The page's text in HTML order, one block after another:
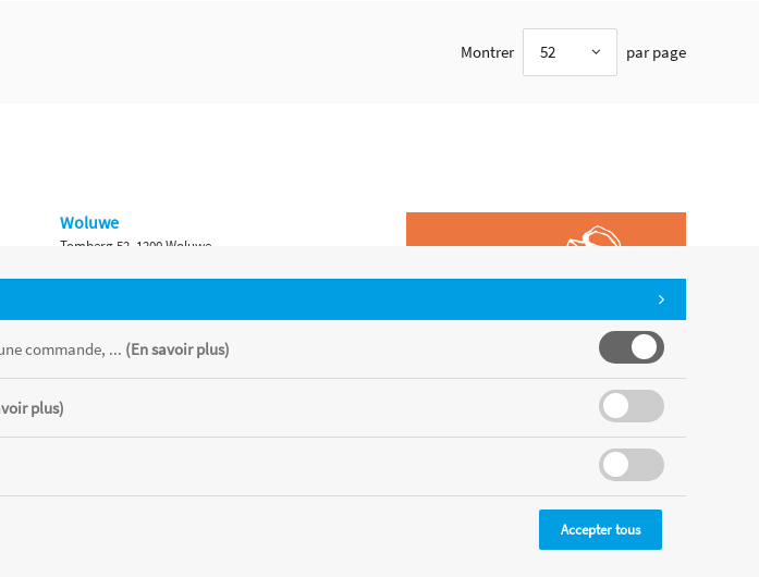
Montrer 52 par page
commande, ... (En savoir plus)
plus)
Accepter tous
Woluwe
Tomberg 52, 1200 Woluwe
Namur